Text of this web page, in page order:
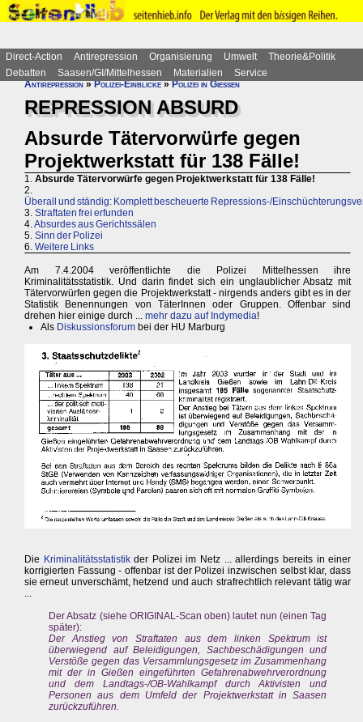
Direct-Action Antirepression Organisierung Umwelt
Theorie&Politik
Debatten
Saasen/GI/Mittelhessen Materialien
Service
Antirepression»Polizei-Einblicke»Polizei in Gießen
REPRESSION ABSURD
Absurde Tätervorwürfe gegen
Projektwerkstatt für 138 Fälle!
1. Absurde Tätervorwürfe gegen Projektwerkstatt für 138 Fälle!
2.
Überall und ständig: Komplett bescheuerte Repressions-/
3. Straftaten frei erfunden
4.Absurdes aus Gerichtssälen
5. Sinn der Polizei
6. Weitere Links
Am 7.4.2004 veröffentlichte die Polizei Mittelhessen ihre
Kriminalitätsstatistik. Und darin findet sich ein unglaublicher Absatz mit
Tätervorwürfen gegen die Projektwerkstatt - nirgends anders gibt es in der
Statistik Benennungen von TäterInnen oder Gruppen. Offenbar sind
drehen hier einige durch ... mehr dazu auf Indymedia!
Als Diskussionsforum bei der HU Marburg
Die Kriminalitätsstatistikder Polizei im Netz ... allerdings bereits in einer
korrigierten Fassung - offenbar ist der Polizei inzwischen selbst klar, dass
sie erneut unverschämt, hetzend und auch strafrechtlich relevant tätig war
...
Der Absatz (siehe ORIGINAL-Scan oben) lautet nun (einen Tag
später):
Der Anstieg von Straftaten aus dem linken Spektrum ist
überwiegend auf Beleidigungen, Sachbeschädigungen und
Verstöße gegen das Versammlungsgesetz im Zusammenhang
mit der in Gießen eingeführten Gefahrenabwehrverordnung
und dem Landtags-/OB-Wahlkampf durch Aktivisten und
Personen aus dem Umfeld der Projektwerkstatt in Saasen
zurückzuführen.